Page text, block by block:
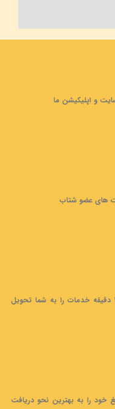
و اپلیکیشن ما
های عضو شتاب
ما با اطمینان در 90 درصد مواقع کمتر از 20 دقیقه خدمات را به شما تحویل
خود را به بهترین نحو دریافت